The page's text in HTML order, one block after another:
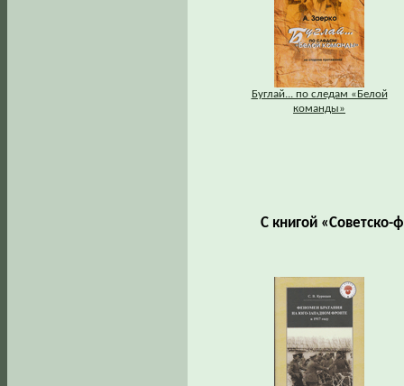
Буглай... по следам «Белой
команды»
С книгой «Советско-